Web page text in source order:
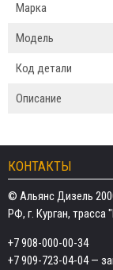
Марка
Модель
Код детали
Описание
КОНТАКТЫ
© Альянс Дизель
РФ, г. Курган,
+7 908-000-00-34
+7 909-723-04-04—